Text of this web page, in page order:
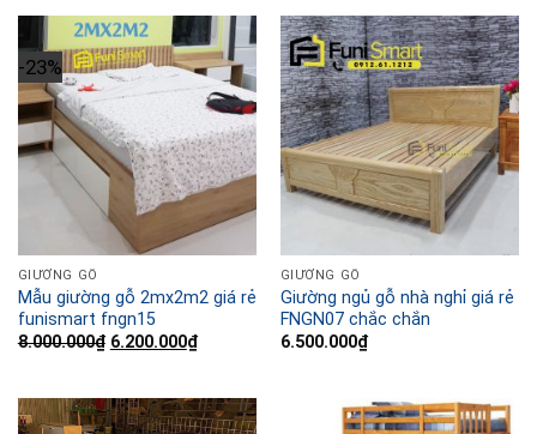
-23%
GIƯỜNG GỖ
Mẫu giường gỗ 2mx2m2 giá rẻ
funismart fngn15
8.000.000₫ Giá
6.200.000₫Giá
6.200.000₫.
GIƯỜNG GỖ
Giường ngủ gỗ nhà nghỉ giá rẻ
FNGN07 chắc chắn
6.500.000₫